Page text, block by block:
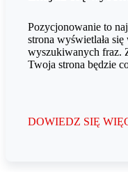
Pozycjonowanie to
strona wyświetlała
wyszukiwanych fraz.
Twoja strona będzie
DOWIEDZ SIĘ